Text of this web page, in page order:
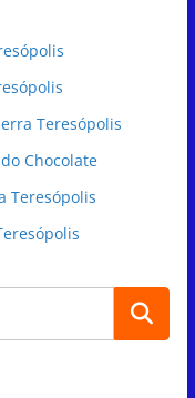
Teresópolis
Chocolate
Teresópolis